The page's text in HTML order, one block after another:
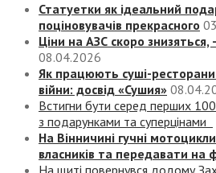
Статуетки як ідеальний
поціновувачів прекрасного
Ціни на АЗС скоро знизяться,
08.04.2026
Як працюють суші-
війни: досвід «Сушия»
Встигни бути серед перших
з подарунками та суперцінами
На Вінничині гучні
власників та передавати на